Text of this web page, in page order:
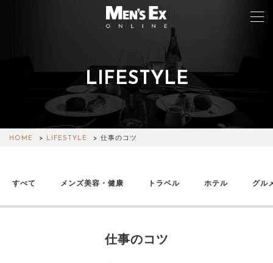
LIFESTYLE
HOME LIFESTYLE 仕事のコツ
すべて メンズ美容・健康 トラベル ホテル グル
仕事のコツ
FASHION
WATCH
LIFESTYLE